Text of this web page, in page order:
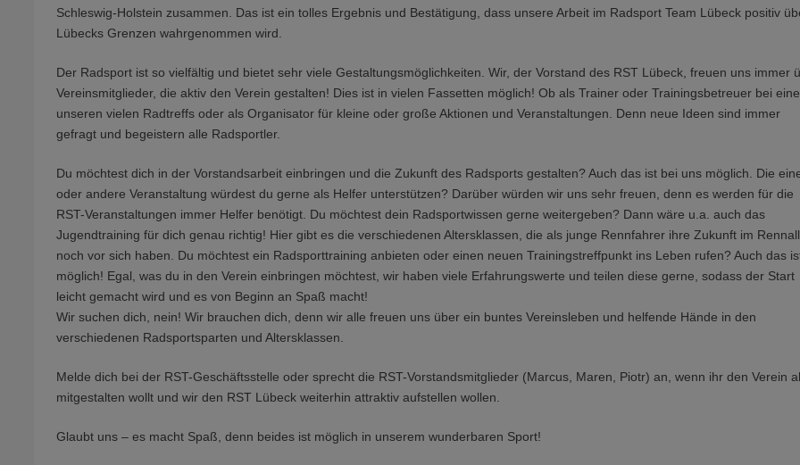
Schleswig-Holstein zusammen. Das ist ein tolles Ergebnis und Bestätigung, dass unsere Arbeit im Radsport Team Lübeck positiv
Lübecks Grenzen wahrgenommen wird.
Der Radsport ist so vielfältig und bietet sehr viele Gestaltungsmöglichkeiten. Wir, der Vorstand des RST Lübeck, freuen uns immer
Vereinsmitglieder, die aktiv den Verein gestalten! Dies ist in vielen Fassetten möglich! Ob als Trainer oder Trainingsbetreuer bei
unseren vielen Radtreffs oder als Organisator für kleine oder große Aktionen und Veranstaltungen. Denn neue Ideen sind immer
gefragt und begeistern alle Radsportler.
Du möchtest dich in der Vorstandsarbeit einbringen und die Zukunft des Radsports gestalten? Auch das ist bei uns möglich. Die
oder andere Veranstaltung würdest du gerne als Helfer unterstützen? Darüber würden wir uns sehr freuen, denn es werden für die
RST-Veranstaltungen immer Helfer benötigt. Du möchtest dein Radsportwissen gerne weitergeben? Dann wäre u.a. auch das
Jugendtraining für dich genau richtig! Hier gibt es die verschiedenen Altersklassen, die als junge Rennfahrer ihre Zukunft im
noch vor sich haben. Du möchtest ein Radsporttraining anbieten oder einen neuen Trainingstreffpunkt ins Leben rufen? Auch das
möglich! Egal, was du in den Verein einbringen möchtest, wir haben viele Erfahrungswerte und teilen diese gerne, sodass der Start
leicht gemacht wird und es von Beginn an Spaß macht!
Wir suchen dich, nein! Wir brauchen dich, denn wir alle freuen uns über ein buntes Vereinsleben und helfende Hände in den
verschiedenen Radsportsparten und Altersklassen.
Melde dich bei der RST-Geschäftsstelle oder sprecht die RST-Vorstandsmitglieder (Marcus, Maren, Piotr) an, wenn ihr den Verein
mitgestalten wollt und wir den RST Lübeck weiterhin attraktiv aufstellen wollen.
Glaubt uns – es macht Spaß, denn beides ist möglich in unserem wunderbaren Sport!